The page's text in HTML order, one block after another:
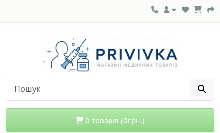
0 товарів (0грн.)